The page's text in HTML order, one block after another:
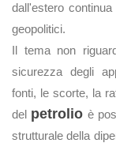
dall'estero
geopolitici.
Il tema non
sicurezza degli
fonti, le scorte, la
del petrolio è
strutturale della